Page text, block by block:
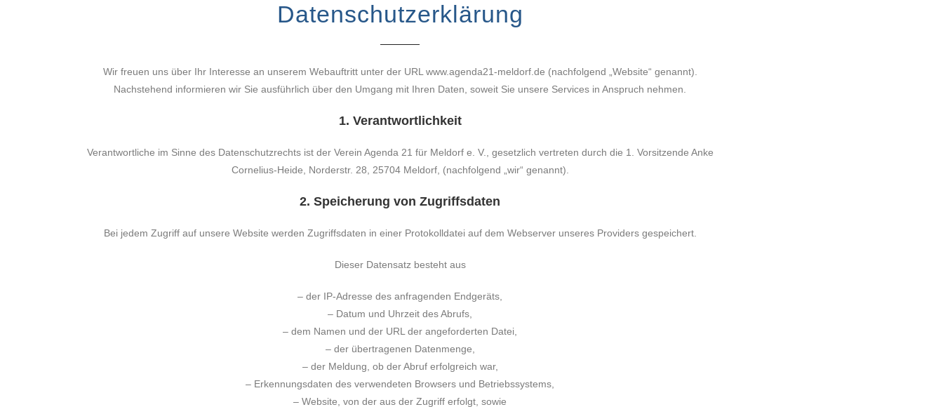
Datenschutzerklärung
Wir freuen uns über Ihr Interesse an unserem Webauftritt unter der URL www.agenda21-meldorf.de (nachfolgend „Website“ genannt).
Nachstehend informieren wir Sie ausführlich über den Umgang mit Ihren Daten, soweit Sie unsere Services in Anspruch nehmen.
1. Verantwortlichkeit
Verantwortliche im Sinne des Datenschutzrechts ist der Verein Agenda 21 für Meldorf e. V., gesetzlich vertreten durch die 1. Vorsitzende Anke
Cornelius-Heide, Norderstr. 28, 25704 Meldorf, (nachfolgend „wir“ genannt).
2. Speicherung von Zugriffsdaten
Bei jedem Zugriff auf unsere Website werden Zugriffsdaten in einer Protokolldatei auf dem Webserver unseres Providers gespeichert.
Dieser Datensatz besteht aus
– der IP-Adresse des anfragenden Endgeräts,
– Datum und Uhrzeit des Abrufs,
– dem Namen und der URL der angeforderten Datei,
– der übertragenen Datenmenge,
– der Meldung, ob der Abruf erfolgreich war,
– Erkennungsdaten des verwendeten Browsers und Betriebssystems,
– Website, von der aus der Zugriff erfolgt, sowie